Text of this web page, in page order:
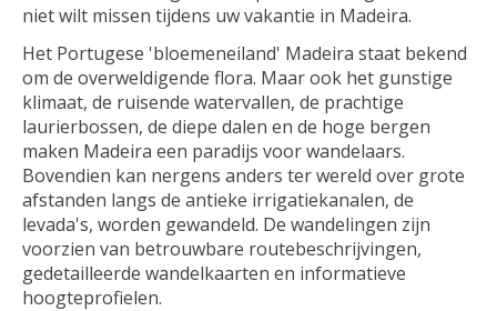
niet wilt missen tijdens uw vakantie in Madeira.
Het Portugese 'bloemeneiland' Madeira staat bekend
om de overweldigende flora. Maar ook het gunstige
klimaat, de ruisende watervallen, de prachtige
laurierbossen, de diepe dalen en de hoge bergen
maken Madeira een paradijs voor wandelaars.
Bovendien kan nergens anders ter wereld over grote
afstanden langs de antieke irrigatiekanalen, de
levada's, worden gewandeld. De wandelingen zijn
voorzien van betrouwbare routebeschrijvingen,
gedetailleerde wandelkaarten en informatieve
hoogteprofielen.